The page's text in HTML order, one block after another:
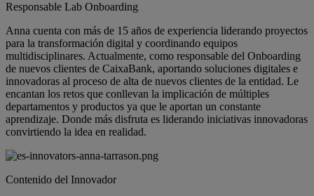
Responsable Lab Onboarding
Anna cuenta con más de 15 años de experiencia liderando proyectos
para la transformación digital y coordinando equipos
multidisciplinares. Actualmente, como responsable del Onboarding
de nuevos clientes de CaixaBank, aportando soluciones digitales e
innovadoras al proceso de alta de nuevos clientes de la entidad. Le
encantan los retos que conllevan la implicación de múltiples
departamentos y productos ya que le aportan un constante
aprendizaje. Donde más disfruta es liderando iniciativas innovadoras
convirtiendo la idea en realidad.
Contenido del Innovador